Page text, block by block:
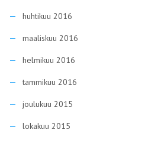
huhtikuu 2016
maaliskuu 2016
helmikuu 2016
tammikuu 2016
joulukuu 2015
lokakuu 2015